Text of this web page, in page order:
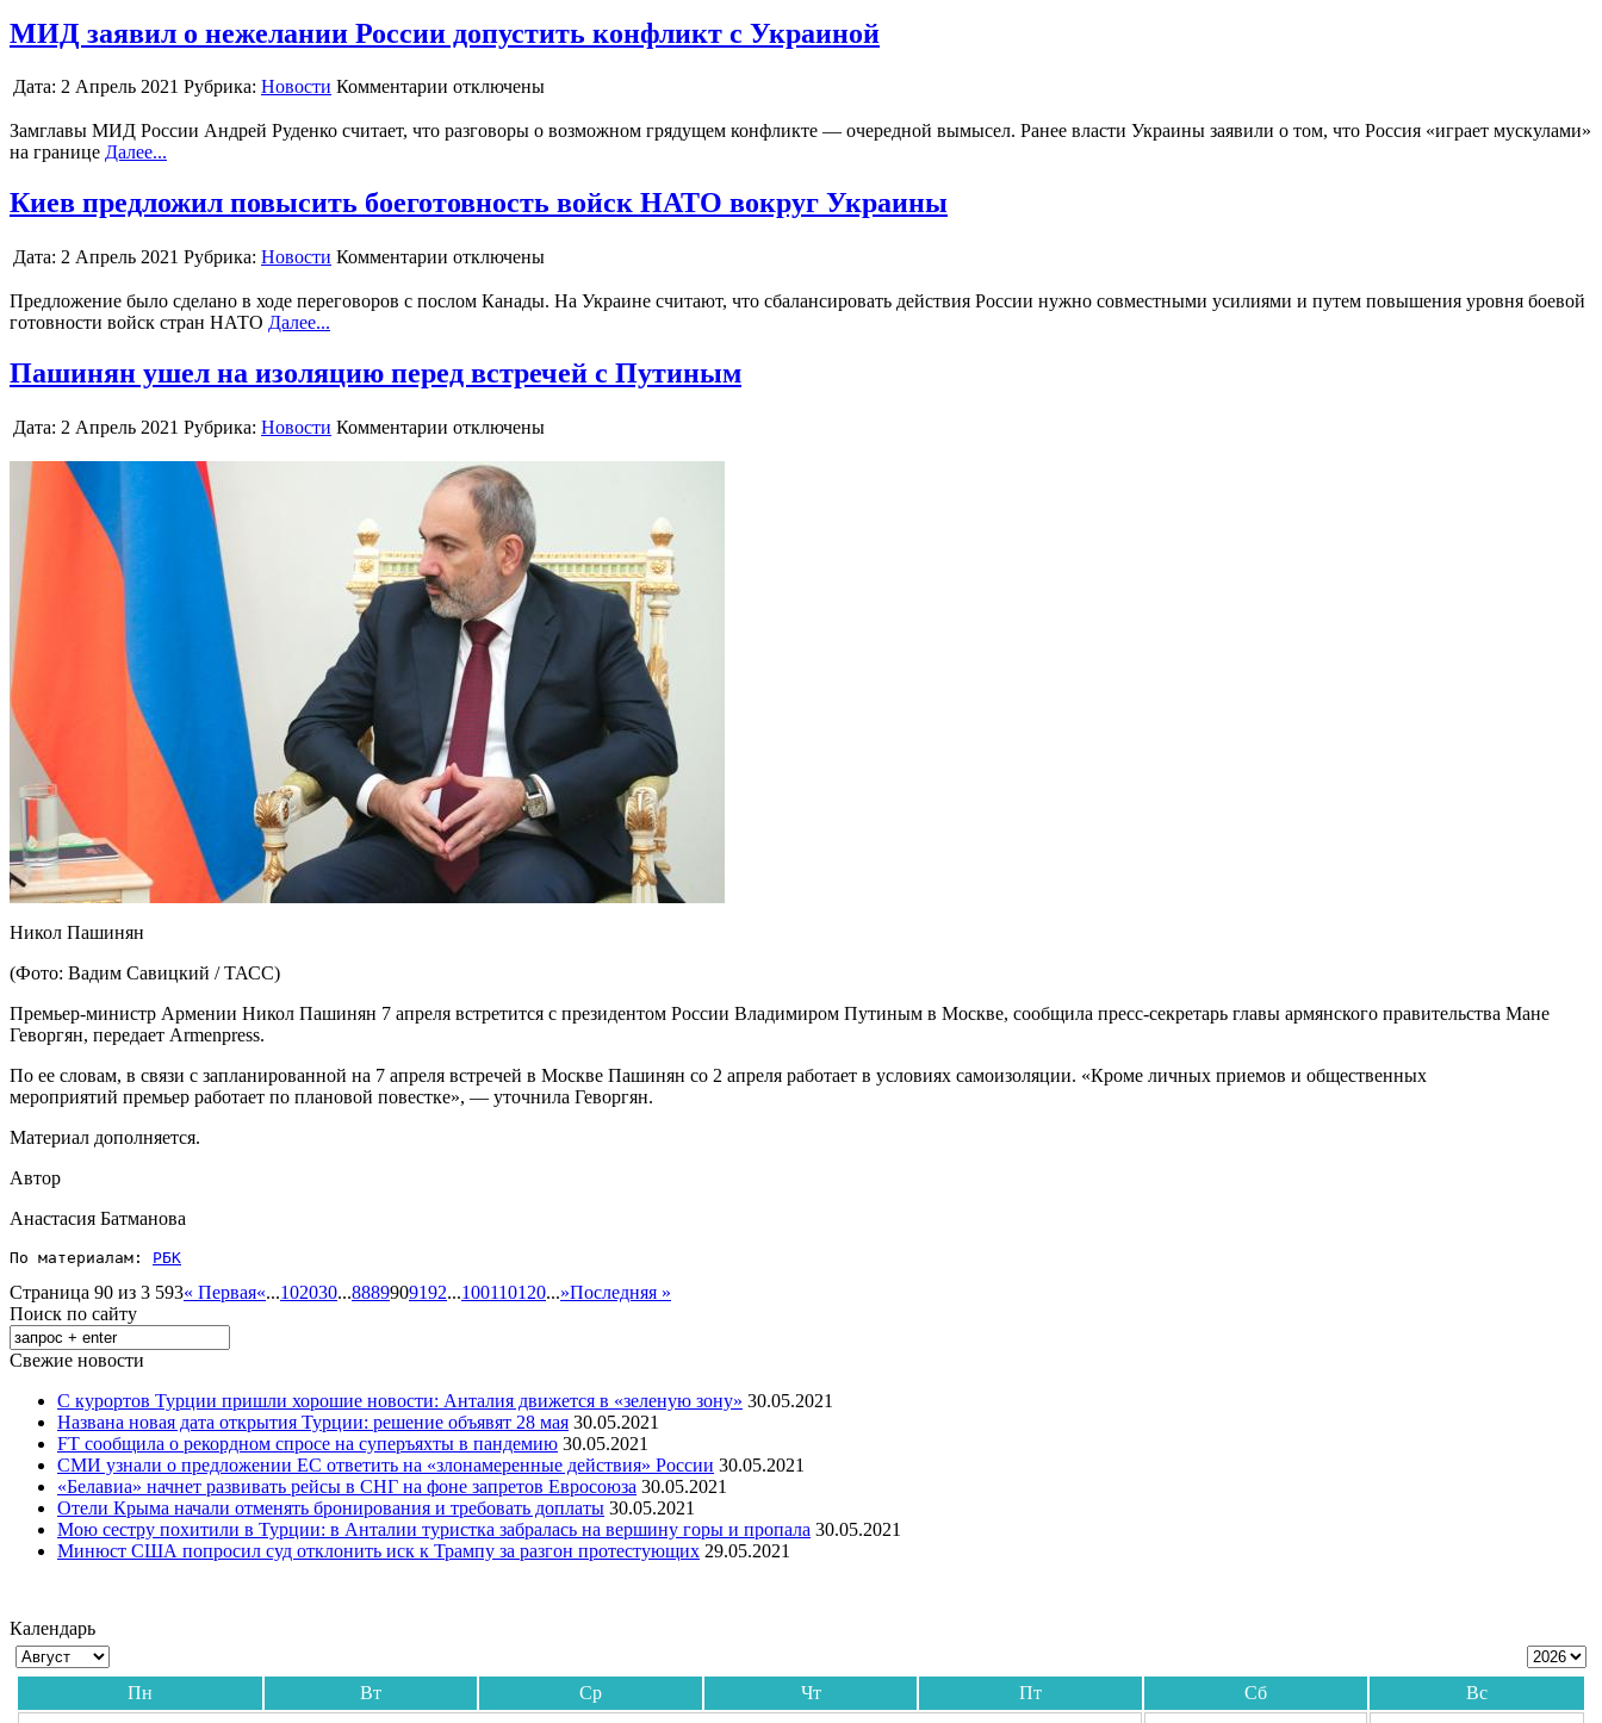
МИД заявил о нежелании России допустить конфликт с Украиной
Дата: 2 Апрель 2021 Рубрика: Новости Комментарии отключены
Замглавы МИД России Андрей Руденко считает, что разговоры о возможном грядущем конфликте — очередной вымысел. Ранее власти Украины заявили о том, что Россия «играет мускулами»
на границе Далее...
Киев предложил повысить боеготовность войск НАТО вокруг Украины
Дата: 2 Апрель 2021 Рубрика: Новости Комментарии отключены
Предложение было сделано в ходе переговоров с послом Канады. На Украине считают, что сбалансировать действия России нужно совместными усилиями и путем повышения уровня боевой
готовности войск стран НАТО Далее...
Пашинян ушел на изоляцию перед встречей с Путиным
Дата: 2 Апрель 2021 Рубрика: Новости Комментарии отключены
Никол Пашинян
(Фото: Вадим Савицкий / ТАСС)
Премьер-министр Армении Никол Пашинян 7 апреля встретится с президентом России Владимиром Путиным в Москве, сообщила пресс-секретарь главы армянского правительства Мане
Геворгян, передает Armenpress.
По ее словам, в связи с запланированной на 7 апреля встречей в Москве Пашинян со 2 апреля работает в условиях самоизоляции. «Кроме личных приемов и общественных
мероприятий премьер работает по плановой повестке», — уточнила Геворгян.
Материал дополняется.
Автор
Анастасия Батманова
По материалам: РБК
Страница 90 из 3 593« Первая«...102030...8889909192...100110120...»Последняя »
Поиск по сайту
Свежие новости
С курортов Турции пришли хорошие новости: Анталия движется в «зеленую зону» 30.05.2021
Названа новая дата открытия Турции: решение объявят 28 мая 30.05.2021
FT сообщила о рекордном спросе на суперъяхты в пандемию 30.05.2021
СМИ узнали о предложении ЕС ответить на «злонамеренные действия» России 30.05.2021
«Белавиа» начнет развивать рейсы в СНГ на фоне запретов Евросоюза 30.05.2021
Отели Крыма начали отменять бронирования и требовать доплаты 30.05.2021
Мою сестру похитили в Турции: в Анталии туристка забралась на вершину горы и пропала 30.05.2021
Минюст США попросил суд отклонить иск к Трампу за разгон протестующих 29.05.2021
Календарь
Пн Вт Ср Чт Пт Сб
Вс